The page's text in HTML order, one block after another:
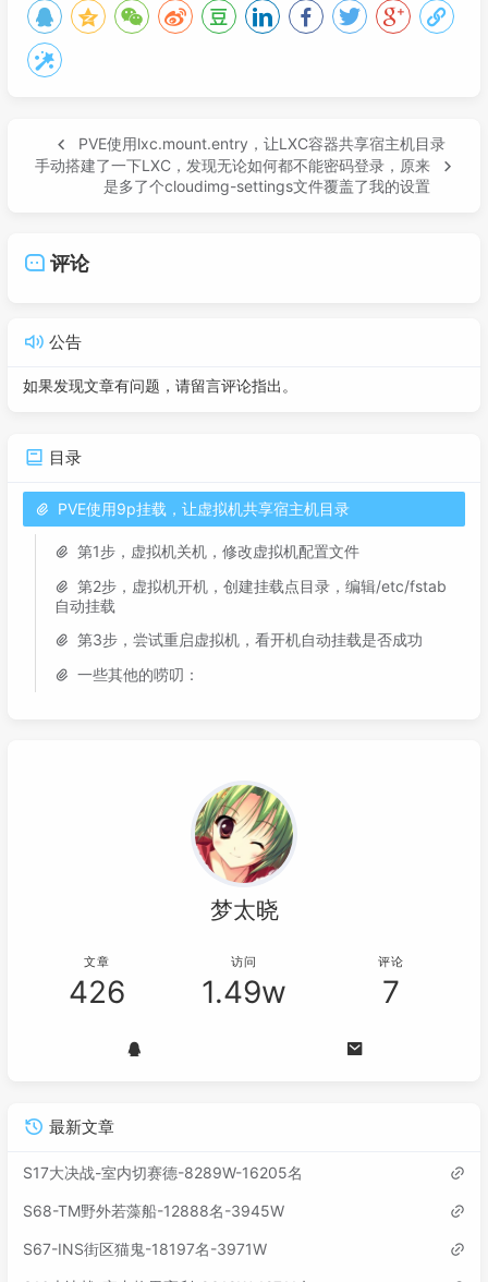
PVE使用lxc.mount.entry，让LXC容器共享宿主机目录
手动搭建了一下LXC，发现无论如何都不能密码登录，原来
是多了个cloudimg-settings文件覆盖了我的设置
评论
公告
如果发现文章有问题，请留言评论指出。
目录
PVE使用9p挂载，让虚拟机共享宿主机目录
第1步，虚拟机关机，修改虚拟机配置文件
第2步，虚拟机开机，创建挂载点目录，编辑/etc/fstab
自动挂载
第3步，尝试重启虚拟机，看开机自动挂载是否成功
一些其他的唠叨：
梦太晓
文章
426
访问
1.49w
评论
7
最新文章
S17大决战-室内切赛德-8289W-16205名
S68-TM野外若藻船-12888名-3945W
S67-INS街区猫鬼-18197名-3971W